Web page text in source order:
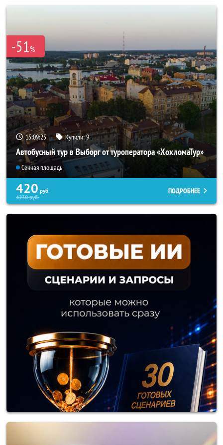
-51%
15:09:22 Купили:9
Автобусный тур в Выборг от туроператора «ХохломаТур»
Сенная площадь
420 руб.
4230руб.
ПОДРОБНЕЕ